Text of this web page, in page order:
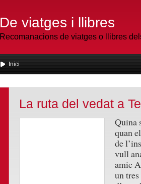
De viatges i llibres
Recomanacions de viatges o llibres
Inici
La ruta del vedat a
Quina
quan
de
vull
amic
un